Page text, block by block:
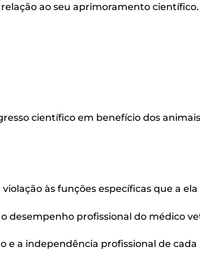
ao seu aprimoramento científico.
científico em benefício dos
às funções específicas que a
desempenho profissional do médico
e a independência profissional de